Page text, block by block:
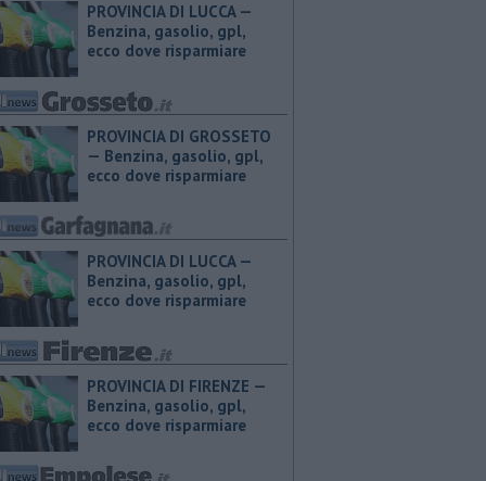
PROVINCIA DI LUCCA — ​
Benzina, gasolio, gpl,
ecco dove risparmiare
PROVINCIA DI GROSSETO
— ​Benzina, gasolio, gpl,
ecco dove risparmiare
PROVINCIA DI LUCCA — ​
Benzina, gasolio, gpl,
ecco dove risparmiare
PROVINCIA DI FIRENZE — ​
Benzina, gasolio, gpl,
ecco dove risparmiare